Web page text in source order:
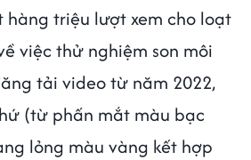
hàng triệu lượt xem cho loạt
việc thử nghiệm son môi
tải video từ năm 2022,
(từ phấn mắt màu bạc
lỏng màu vàng kết hợp